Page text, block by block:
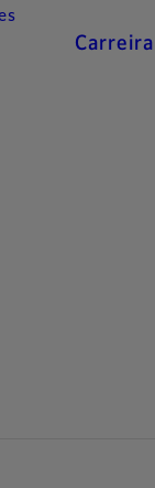
Carreira